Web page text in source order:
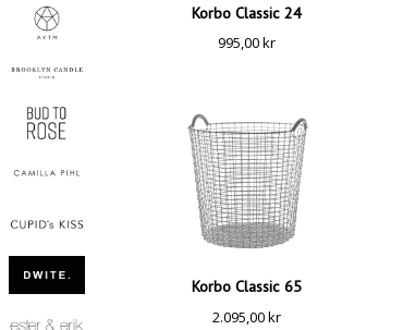
Korbo Classic 24
995,00kr
Korbo Classic 65
2.095,00kr